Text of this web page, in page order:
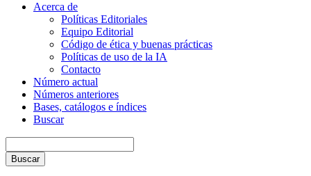
Acerca de
Políticas Editoriales
Equipo Editorial
Código de ética y buenas prácticas
Políticas de uso de la IA
Contacto
Número actual
Números anteriores
Bases, catálogos e índices
Buscar
Buscar